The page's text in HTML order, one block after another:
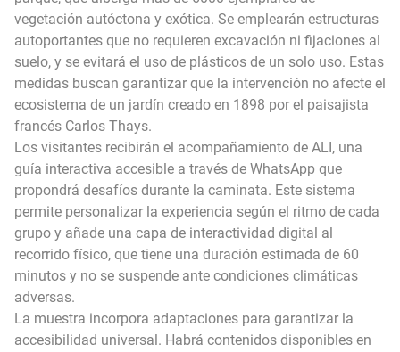
vegetación autóctona y exótica. Se emplearán estructuras
autoportantes que no requieren excavación ni fijaciones al
suelo, y se evitará el uso de plásticos de un solo uso. Estas
medidas buscan garantizar que la intervención no afecte el
ecosistema de un jardín creado en 1898 por el paisajista
francés Carlos Thays.
Los visitantes recibirán el acompañamiento de ALI, una
guía interactiva accesible a través de WhatsApp que
propondrá desafíos durante la caminata. Este sistema
permite personalizar la experiencia según el ritmo de cada
grupo y añade una capa de interactividad digital al
recorrido físico, que tiene una duración estimada de 60
minutos y no se suspende ante condiciones climáticas
adversas.
La muestra incorpora adaptaciones para garantizar la
accesibilidad universal. Habrá contenidos disponibles en